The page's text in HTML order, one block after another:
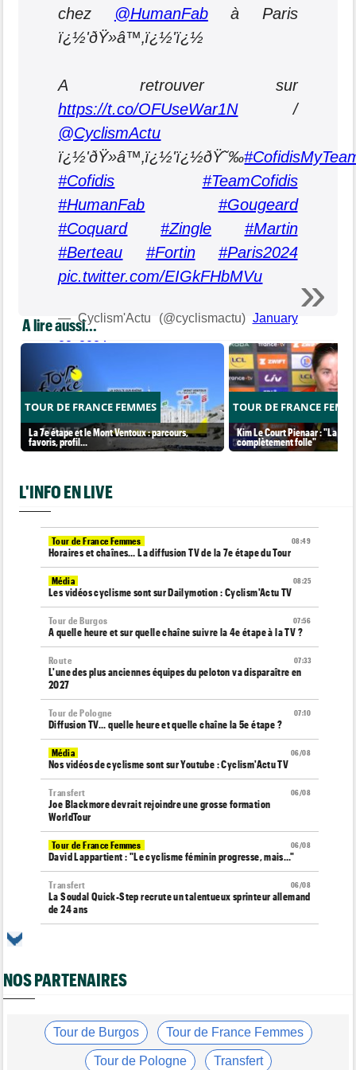
chez @HumanFabà Paris
ï¿½'ðŸ»‍â™‚ï¿½'ï¿½
A retrouver sur
https://t.co/OFUseWar1N/
@CyclismActu
ï¿½'ðŸ»‍â™‚ï¿½'ï¿½ðŸ˜‰
#Cofidis
#TeamCofidis
#HumanFab
#Gougeard
#Coquard
#Zingle
#Martin
#Berteau
#Fortin
#Paris2024
pic.twitter.com/EIGkFHbMVu
— Cyclism'Actu (@cyclismactu) January
22, 2024
A lire aussi...
TOUR DE FRANCE FEMMES
La 7e étape et le Mont Ventoux : parcours,
favoris, profil…
TOUR DE FRANCE
Kim Le Court Pienaar : "La
complètement folle"
L'INFO EN LIVE
08:49
Tour de France Femmes
Horaires et chaînes… La diffusion TV de la 7e étape du Tour
08:25
Média
Les vidéos cyclisme sont sur Dailymotion : Cyclism'Actu TV
07:56
Tour de Burgos
A quelle heure et sur quelle chaîne suivre la 4e étape à la TV ?
07:33
Route
L'une des plus anciennes équipes du peloton va disparaître en
2027
07:10
Tour de Pologne
Diffusion TV... quelle heure et quelle chaîne la 5e étape ?
06/08
Média
Nos vidéos de cyclisme sont sur Youtube : Cyclism'Actu TV
06/08
Transfert
Joe Blackmore devrait rejoindre une grosse formation
WorldTour
06/08
Tour de France Femmes
David Lappartient : "Le cyclisme féminin progresse, mais…"
06/08
Transfert
La Soudal Quick-Step recrute un talentueux sprinteur allemand
de 24 ans
Transfert
06/08
Tour de France Femmes
La startlist complète du Tour Femmes... déjà 16 abandons
NOS PARTENAIRES
Tour de Burgos Tour de France Femmes
Tour de Pologne Transfert